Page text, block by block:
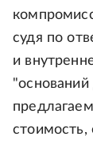
судя по
и